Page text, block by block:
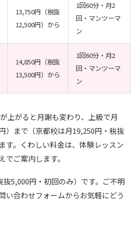
13,750円（税抜
12,500円）から
1回60分・月2
回・マンツーマ
ン
14,850円（税抜
13,500円）から
1回60分・月2
回・マンツーマ
ン
上がると月謝も変わり、上級で月
）まで（京都校は月19,250円・税抜
す。くわしい料金は、体験レッスン
でご案内します。
5,000円・初回のみ）です。ご不明
い合わせフォームからお気軽にどう